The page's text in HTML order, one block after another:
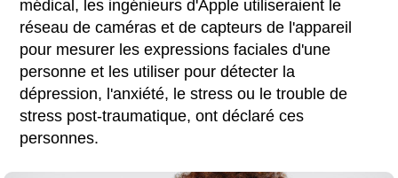
médical, les ingénieurs d'Apple utiliseraient le
réseau de caméras et de capteurs de l'appareil
pour mesurer les expressions faciales d'une
personne et les utiliser pour détecter la
dépression, l'anxiété, le stress ou le trouble de
stress post-traumatique, ont déclaré ces
personnes.